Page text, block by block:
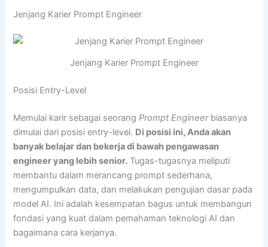
Jenjang Karier Prompt Engineer
Jenjang Karier Prompt Engineer
Posisi Entry-Level
Memulai karir sebagai seorangPrompt Engineerbiasanya
dimulai dari posisi entry-level. Di posisi ini, Anda akan
banyak belajar dan bekerja di bawah pengawasan
engineer yang lebih senior. Tugas-tugasnya meliputi
membantu dalam merancang prompt sederhana,
mengumpulkan data, dan melakukan pengujian dasar pada
model AI. Ini adalah kesempatan bagus untuk membangun
fondasi yang kuat dalam pemahaman teknologi AI dan
bagaimana cara kerjanya.